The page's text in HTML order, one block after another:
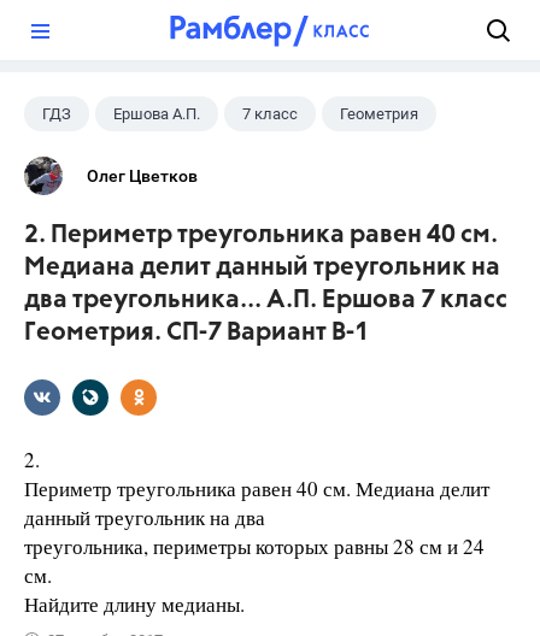
ГДЗ Ершова А.П. 7 класс Геометрия
Олег Цветков
2. Периметр треугольника равен 40 см.
Медиана делит данный треугольник на
два треугольника... А.П. Ершова 7 класс
Геометрия. СП-7 Вариант В-1
2.
Периметр треугольника равен 40 см. Медиана делит
данный треугольник на два
треугольника, периметры которых равны 28 см и 24
см.
Найдите длину медианы.